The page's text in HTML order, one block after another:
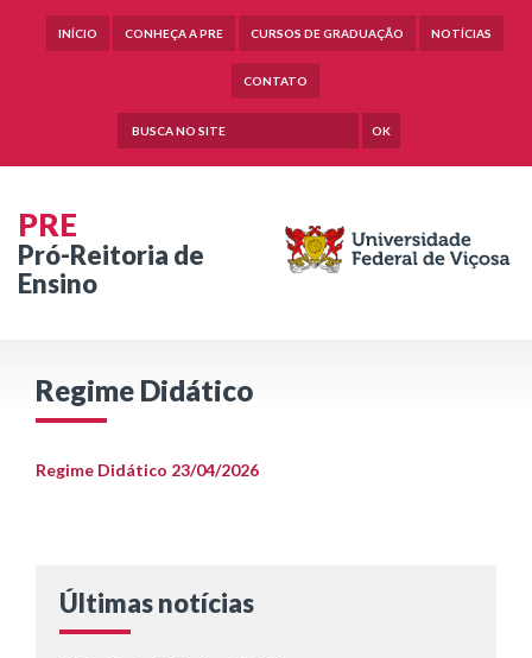
INÍCIO CONHEÇA A PRE CURSOS DE GRADUAÇÃO NOTÍCIAS
CONTATO
OK
PRE
Pró-Reitoria de
Ensino
Regime Didático
Regime Didático 23/04/2026
Últimas notícias